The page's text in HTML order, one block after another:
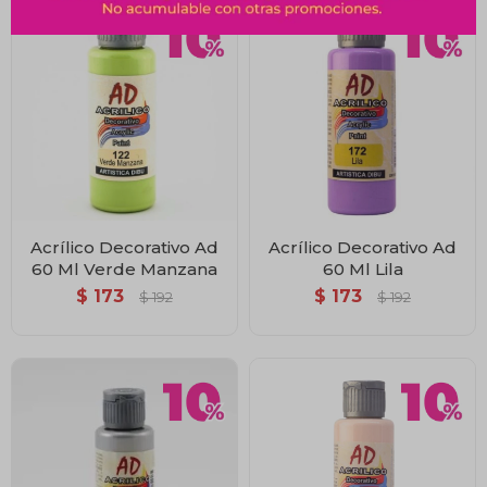
Acrílico Decorativo Ad
60 Ml Verde Manzana
$ 173 $ 192
Acrílico Decorativo Ad
60 Ml Lila
$ 173 $ 192